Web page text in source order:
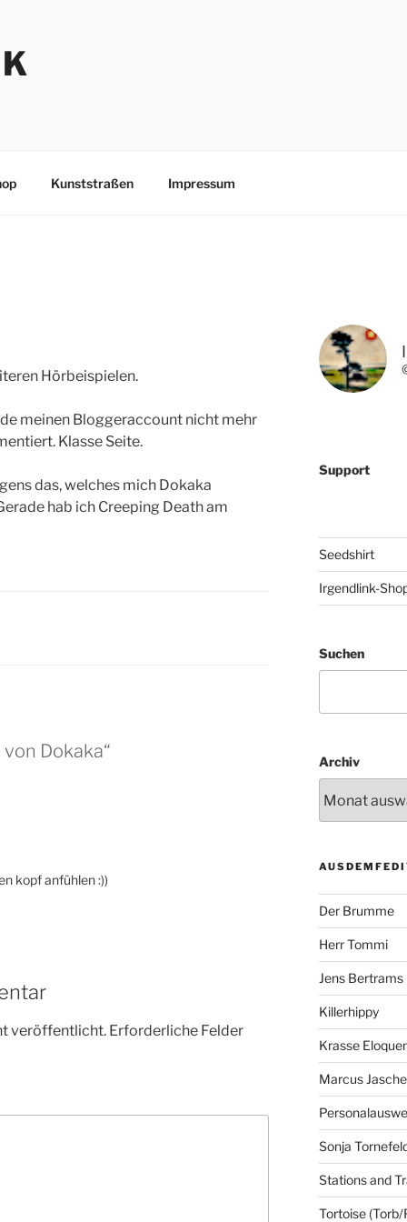
Kunststraßen Impressum
Hörbeispielen.
meinen Bloggeraccount nicht mehr
Klasse Seite.
das, welches mich Dokaka
hab ich Creeping Death am
Dokaka“
kopf anfühlen :))
veröffentlicht. Erforderliche Felder
Support
Seedshirt
Irgendlink-
Suchen
Archiv
Der Brumme
Herr Tommi
Jens Bertrams
Killerhippy
Krasse
Marcus
Sonja
Stations and
Tortoise (Torb/